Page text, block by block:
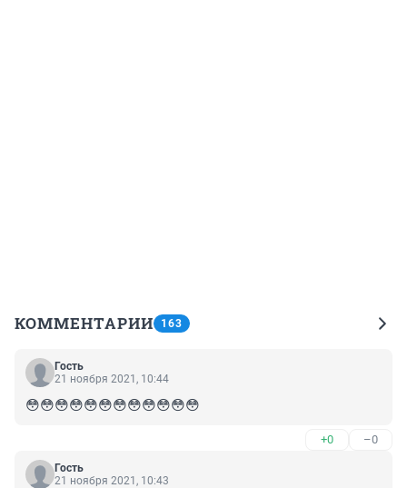
КОММЕНТАРИИ 163
Гость
21 ноября 2021, 10:44
😳😳😳😳😳😳😳😳😳😳😳😳
+0 –0
Гость
21 ноября 2021, 10:43